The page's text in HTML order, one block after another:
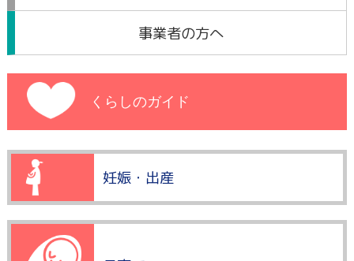
事業者の方へ
くらしのガイド
妊娠・出産